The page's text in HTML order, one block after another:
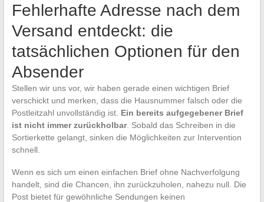
Fehlerhafte Adresse nach dem
Versand entdeckt: die
tatsächlichen Optionen für den
Absender
Stellen wir uns vor, wir haben gerade einen wichtigen Brief
verschickt und merken, dass die Hausnummer falsch oder die
Postleitzahl unvollständig ist. Ein bereits aufgegebener Brief
ist nicht immer zurückholbar. Sobald das Schreiben in die
Sortierkette gelangt, sinken die Möglichkeiten zur Intervention
schnell.
Wenn es sich um einen einfachen Brief ohne Nachverfolgung
handelt, sind die Chancen, ihn zurückzuholen, nahezu null. Die
Post bietet für gewöhnliche Sendungen keinen